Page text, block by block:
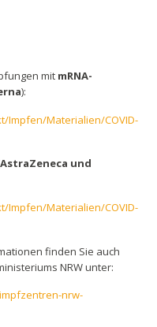
mit mRNA-
):
Impfen/Materialien/COVID-
AstraZeneca und
Impfen/Materialien/COVID-
finden Sie auch
NRW unter:
nrw-